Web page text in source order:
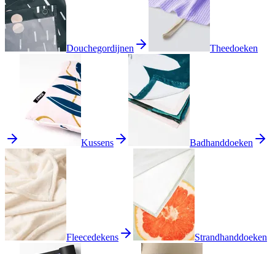
Douchegordijnen Theedoeken
Kussens Badhanddoeken
Fleecedekens Strandhanddoeken